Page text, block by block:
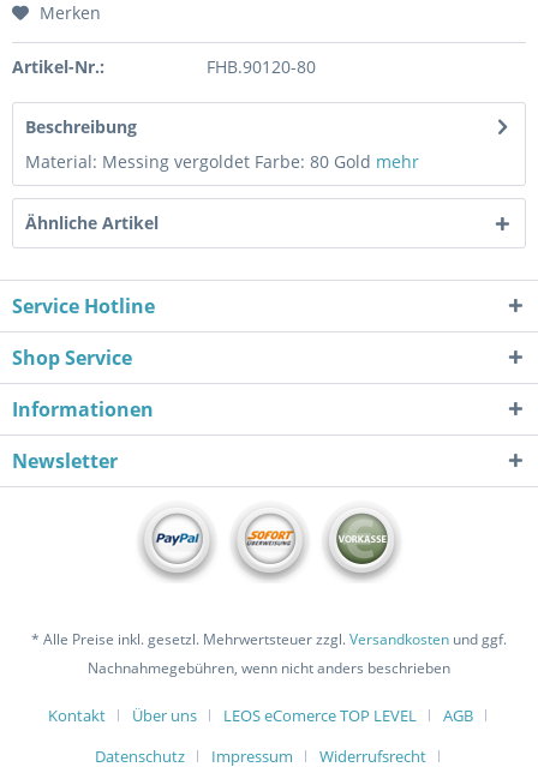
Merken
Artikel-Nr.: FHB.90120-80
Beschreibung
Material: Messing vergoldet Farbe: 80 Gold mehr
Ähnliche Artikel
Service Hotline
Shop Service
Informationen
Newsletter
* Alle Preise inkl. gesetzl. Mehrwertsteuer zzgl.Versandkosten und ggf.
Nachnahmegebühren, wenn nicht anders beschrieben
Kontakt Über uns LEOS eComerce TOP LEVEL
AGB
Datenschutz
Impressum Widerrufsrecht